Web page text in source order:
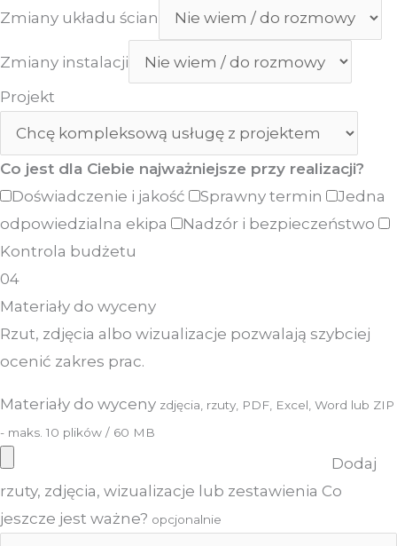
Zmiany układu ścian
Zmiany instalacji
Projekt
Co jest dla Ciebie najważniejsze przy realizacji?
Doświadczenie i jakość
Sprawny termin
Jedna
odpowiedzialna ekipa
Nadzór i bezpieczeństwo
Kontrola budżetu
04
Materiały do wyceny
Rzut, zdjęcia albo wizualizacje pozwalają szybciej
ocenić zakres prac.
Materiały do wyceny zdjęcia, rzuty, PDF, Excel, Word lub ZIP
- maks. 10 plików / 60 MB
Dodaj
rzuty, zdjęcia, wizualizacje lub zestawienia Co
jeszcze jest ważne? opcjonalnie